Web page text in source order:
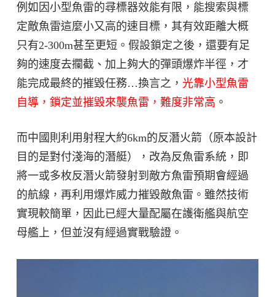
例如因小型魚雷的尋標器效能有限，能搜索與標
定敵魚雷這麼小又高的速目標，其有效距離大概
只有2-300m甚至更短。假設鎖定之後，還要有足
夠的速度去攔截、加上夠大的彈頭爆炸半徑，才
能完成最終的摧毀任務…換言之， 光靠小型魚雷
自導，鎖定並摧毀來襲魚雷，難度非常高 。
而中國則利用射程大約6km的反潛火箭（原本設計
目的是對付淺海的潛艇），改為反魚雷系統，即
將一或多枚反潛火箭發射到敵方魚雷預期會經過
的航線，再利用爆炸威力摧毀敵魚雷。雖然技術
實現較簡單，因此已經大量配屬在護衛艦與航空
母艦上，但並沒有經過實戰驗證。